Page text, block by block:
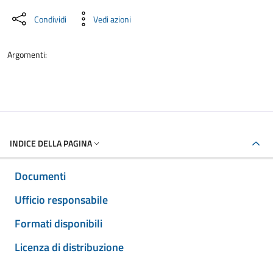
Condividi Vedi azioni
Argomenti:
INDICE DELLA PAGINA
Documenti
Ufficio responsabile
Formati disponibili
Licenza di distribuzione